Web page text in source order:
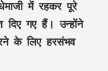
में रहकर पूरे
दिए गए हैं। उन्होंने
के लिए हरसंभव